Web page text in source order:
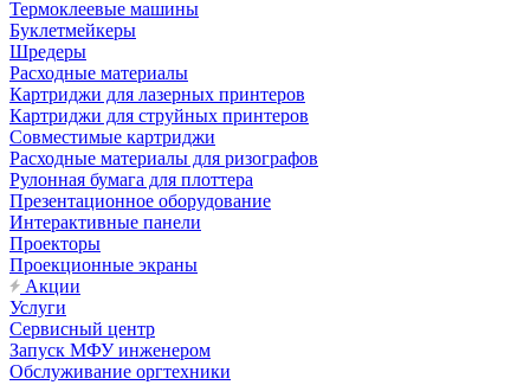
Термоклеевые машины
Буклетмейкеры
Шредеры
Расходные материалы
Картриджи для лазерных принтеров
Картриджи для струйных принтеров
Совместимые картриджи
Расходные материалы для ризографов
Рулонная бумага для плоттера
Презентационное оборудование
Интерактивные панели
Проекторы
Проекционные экраны
Акции
Услуги
Сервисный центр
Запуск МФУ инженером
Обслуживание оргтехники